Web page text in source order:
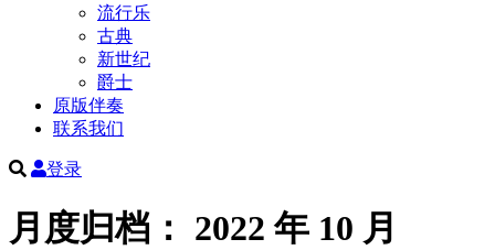
流行乐
古典
新世纪
爵士
原版伴奏
联系我们
登录
月度归档： 2022 年 10 月